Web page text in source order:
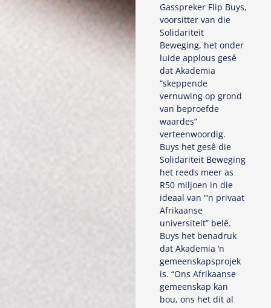
Gasspreker Flip Buys,
voorsitter van die
Solidariteit
Beweging, het onder
luide applous gesê
dat Akademia
“skeppende
vernuwing op grond
van beproefde
waardes”
verteenwoordig.
Buys het gesê die
Solidariteit Beweging
het reeds meer as
R50 miljoen in die
ideaal van “‘n privaat
Afrikaanse
universiteit” belê.
Buys het benadruk
dat Akademia ‘n
gemeenskapsprojek
is. “Ons Afrikaanse
gemeenskap kan
bou, ons het dit al